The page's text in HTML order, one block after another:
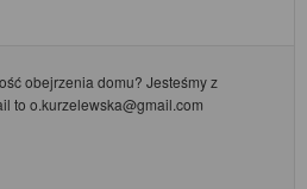
obejrzenia domu? Jesteśmy z
to o.kurzelewska@gmail.com